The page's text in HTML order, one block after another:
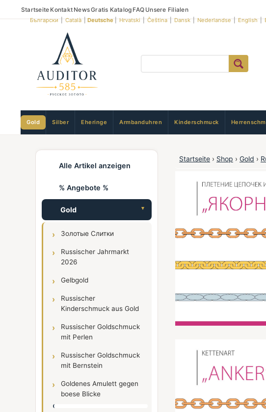
Startseite Kontakt NewsGratis Katalog FAQ Unsere Filialen
Български|Català|Deutsche|Hrvatski|Čeština|Dansk|Nederlandse|English|
Gold Silber Eheringe Armbanduhren Kinderschmuck
Alle Artikel anzeigen
% Angebote %
Gold
Золотые Слитки
Russischer Jahrmarkt
2026
Gelbgold
Russischer
Kinderschmuck aus Gold
Russischer Goldschmuck
mit Perlen
Russischer Goldschmuck
mit Bernstein
Goldenes Amulett gegen
boese Blicke
Startseite › Shop › Gold ›